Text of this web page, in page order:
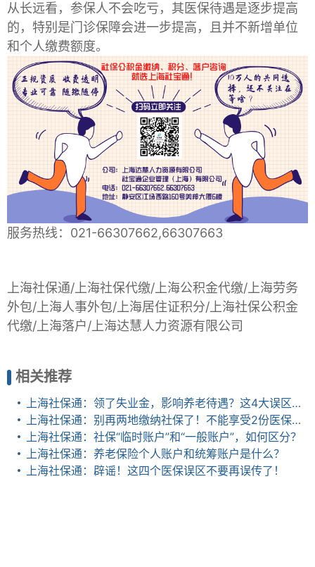
从长远看，参保人不会吃亏，其医保待遇是逐步提高
的，特别是门诊保障会进一步提高，且并不新增单位
和个人缴费额度。
服务热线：021-66307662,66307663
上海社保通/上海社保代缴/上海公积金代缴/上海劳务
外包/上海人事外包/上海居住证积分/上海社保公积金
代缴/上海落户/上海达慧人力资源有限公司
相关推荐
上海社保通：领了失业金，影响养老待遇？这4大误区，不搞清楚就亏了
上海社保通：别再两地缴纳社保了！不能享受2份医保报销和养老金！
上海社保通：社保“临时账户”和“一般账户”，如何区分？
上海社保通：养老保险个人账户和统筹账户是什么？
上海社保通：辟谣！这四个医保误区不要再误传了！